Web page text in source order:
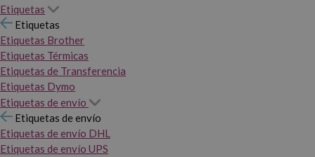
Etiquetas
Etiquetas
Etiquetas Brother
Etiquetas Térmicas
Etiquetas de Transferencia
Etiquetas Dymo
Etiquetas de envío
Etiquetas de envío
Etiquetas de envío DHL
Etiquetas de envío UPS